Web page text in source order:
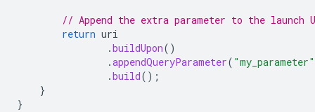
// Append the extra parameter to the launch
return uri
.buildUpon()
.appendQueryParameter( "my_parameter"
.build();
}
}